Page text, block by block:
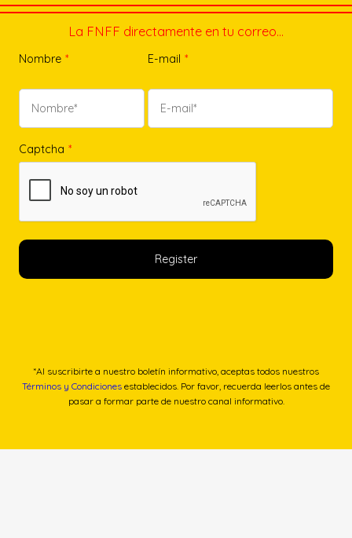
La FNFF directamente en tu correo…
Nombre * E-mail *
Captcha *
*Al suscribirte a nuestro boletín informativo, aceptas todos nuestros
Términos y Condiciones establecidos. Por favor, recuerda leerlos antes de
pasar a formar parte de nuestro canal informativo.